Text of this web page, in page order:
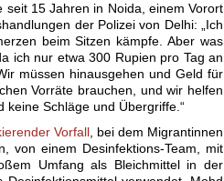
seit 15 Jahren in Noida, einem Vorort
der Polizei von Delhi: „Ich
beim Sitzen kämpfe. Aber was
ich nur etwa 300 Rupien pro Tag an
müssen hinausgehen und Geld für
Vorräte brauchen, und wir helfen
Schläge und Übergriffe.“
Vorfall , bei dem Migrantinnen
von einem Desinfektions-Team, mit
Umfang als Bleichmittel in der